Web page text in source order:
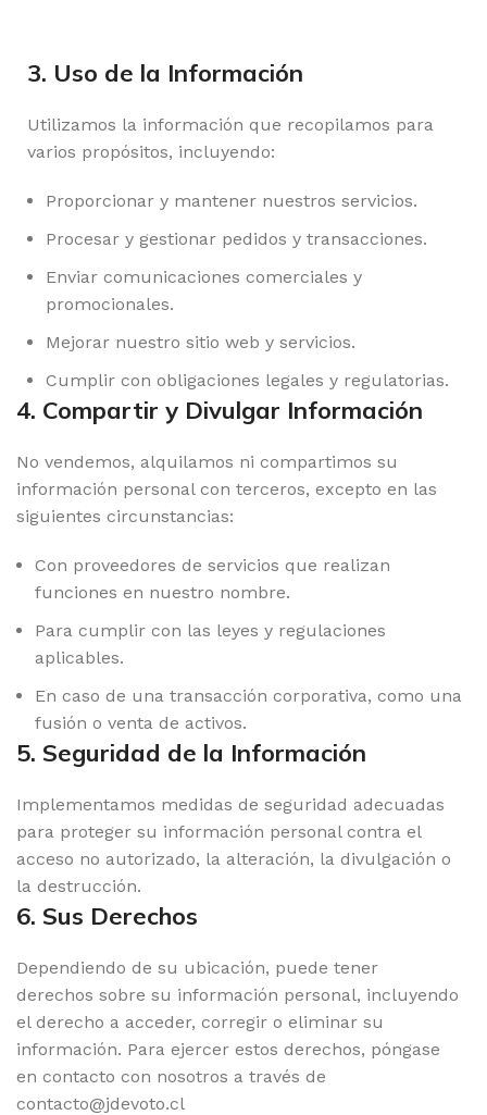
3. Uso de la Información
Utilizamos la información que recopilamos para
varios propósitos, incluyendo:
Proporcionar y mantener nuestros servicios.
Procesar y gestionar pedidos y transacciones.
Enviar comunicaciones comerciales y
promocionales.
Mejorar nuestro sitio web y servicios.
Cumplir con obligaciones legales y regulatorias.
4. Compartir y Divulgar Información
No vendemos, alquilamos ni compartimos su
información personal con terceros, excepto en las
siguientes circunstancias:
Con proveedores de servicios que realizan
funciones en nuestro nombre.
Para cumplir con las leyes y regulaciones
aplicables.
En caso de una transacción corporativa, como una
fusión o venta de activos.
5. Seguridad de la Información
Implementamos medidas de seguridad adecuadas
para proteger su información personal contra el
acceso no autorizado, la alteración, la divulgación o
la destrucción.
6. Sus Derechos
Dependiendo de su ubicación, puede tener
derechos sobre su información personal, incluyendo
el derecho a acceder, corregir o eliminar su
información. Para ejercer estos derechos, póngase
en contacto con nosotros a través de
contacto@jdevoto.cl